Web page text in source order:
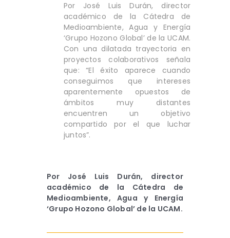
Por José Luis Durán, director
académico de la Cátedra de
Medioambiente, Agua y Energía
‘Grupo Hozono Global’ de la UCAM.
Con una dilatada trayectoria en
proyectos colaborativos señala
que: “El éxito aparece cuando
conseguimos que intereses
aparentemente opuestos de
ámbitos muy distantes
encuentren un objetivo
compartido por el que luchar
juntos”.
Por José Luis Durán, director
académico de la Cátedra de
Medioambiente, Agua y Energía
‘Grupo Hozono Global’ de la UCAM.